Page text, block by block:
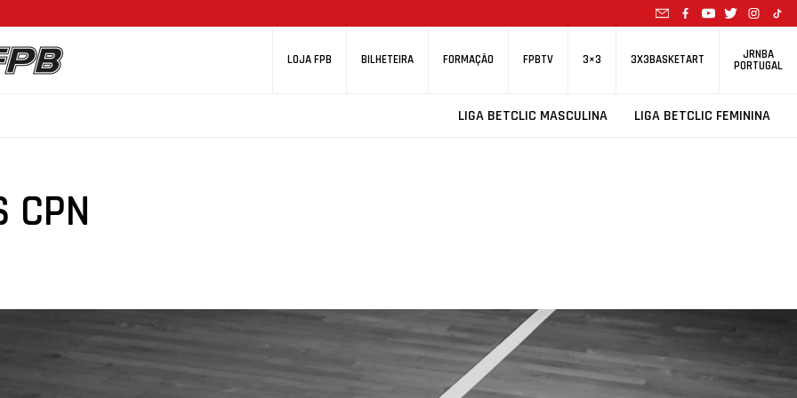
LOJA FPB BILHETEIRA FORMAÇÃO FPBTV 3×3 3X3BASKETART JRNBA
PORTUGAL
LIGA BETCLIC MASCULINA LIGA BETCLIC FEMININA
CPN